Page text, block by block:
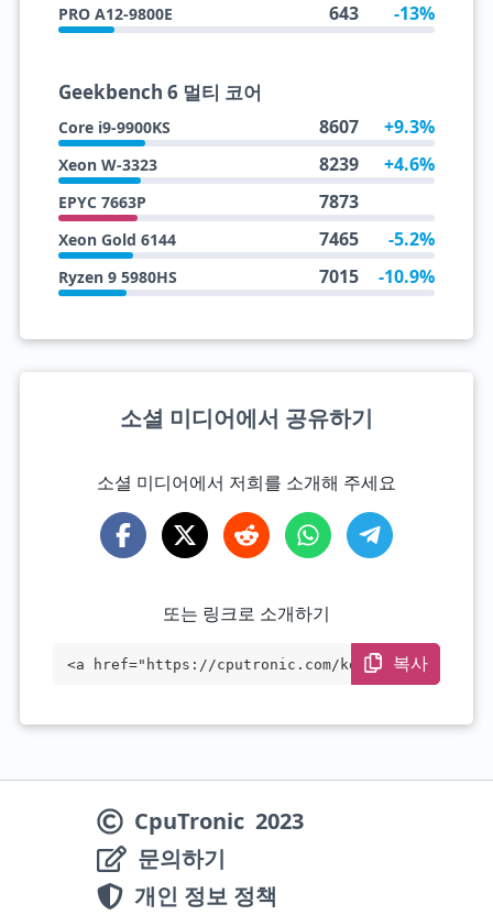
PRO A12-9800E 643 -13%
Geekbench 6 멀티 코어
Core i9-9900KS 8607 +9.3%
Xeon W-3323 8239 +4.6%
EPYC 7663P 7873
Xeon Gold 6144 7465 -5.2%
Ryzen 9 5980HS 7015 -10.9%
소셜 미디어에서 공유하기
소셜 미디어에서 저희를 소개해 주세요
또는 링크로 소개하기
<a href="https://cputronic.com/ko/cpu/am
복사
CpuTronic 2023
문의하기
개인 정보 정책